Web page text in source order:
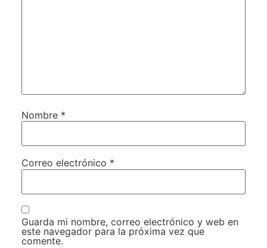
Nombre *
Correo electrónico *
Guarda mi nombre, correo electrónico y web en
este navegador para la próxima vez que
comente.